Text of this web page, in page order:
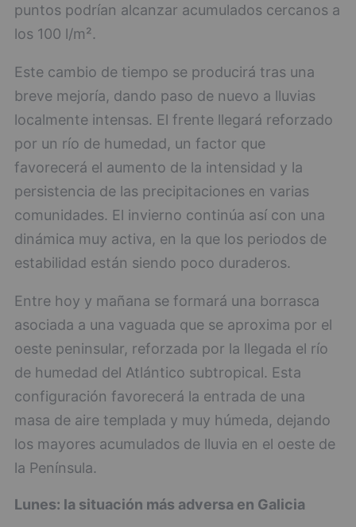
puntos podrían alcanzar acumulados cercanos a
los 100 l/m².
Este cambio de tiempo se producirá tras una
breve mejoría, dando paso de nuevo a lluvias
localmente intensas. El frente llegará reforzado
por un río de humedad, un factor que
favorecerá el aumento de la intensidad y la
persistencia de las precipitaciones en varias
comunidades. El invierno continúa así con una
dinámica muy activa, en la que los periodos de
estabilidad están siendo poco duraderos.
Entre hoy y mañana se formará una borrasca
asociada a una vaguada que se aproxima por el
oeste peninsular, reforzada por la llegada el río
de humedad del Atlántico subtropical. Esta
configuración favorecerá la entrada de una
masa de aire templada y muy húmeda, dejando
los mayores acumulados de lluvia en el oeste de
la Península.
Lunes: la situación más adversa en Galicia